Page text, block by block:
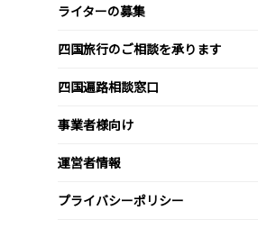
ライターの募集
四国旅行のご相談を承ります
四国遍路相談窓口
事業者様向け
運営者情報
プライバシーポリシー